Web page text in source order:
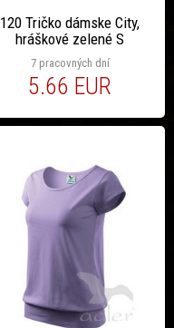
120 Tričko dámske City,
hráškové zelené S
7 pracovných dní
5.66 EUR